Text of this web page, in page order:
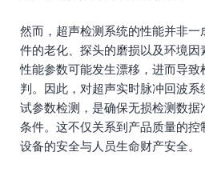
然而，超声检测系统的性能并非一
件的老化、探头的磨损以及环境
性能参数可能发生漂移，进而导致
判。因此，对超声实时脉冲回波系
试参数检测，是确保无损检测数据
条件。这不仅关系到产品质量的控
设备的安全与人员生命财产安全。